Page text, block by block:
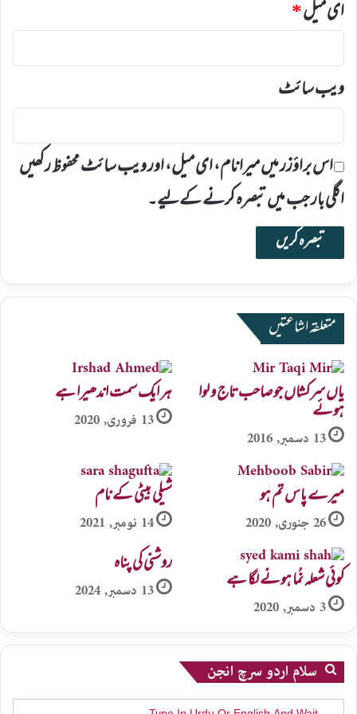
ای میل*
ویب‌ سائٹ
اس براؤزر میں میرا نام، ای میل، اور ویب سائٹ محفوظ رکھیں
اگلی بار جب میں تبصرہ کرنے کےلیے۔
متعلقہ اشاعتیں
یاں سرکشاں جو صاحب تاج و لوا
ہوئے
13 دسمبر, 2016
ہر ایک سمت اندھیرا ہے
13 فروری, 2020
میرے پاس تم ہو
26 جنوری, 2020
شیلی بیٹی کے نام
14 نومبر, 2021
کوئی شعلہ نُما ہونے لگا ہے
3 دسمبر, 2020
روشنی کی پناہ
13 دسمبر, 2024
سلام اردو سرچ انجن
Search